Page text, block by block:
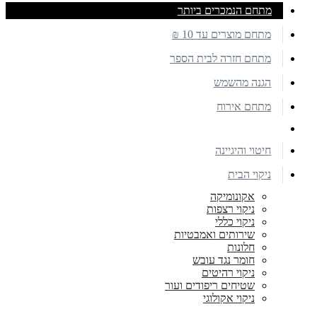
מתחם הנמכרים ביותר
מתחם מוצרים עד 10 ₪
מתחם חזרה לבית הספר
הגנה מהשמש
מתחם אירוח
חיטוי והיגיינה
ניקוי הבית
אקונומיקה
ניקוי רצפות
ניקוי כללי
שירותים ואמבטיות
חלונות
חומר נגד עובש
ניקוי רהיטים
שטיחים ריפודים ועור
ניקוי אקולוגי